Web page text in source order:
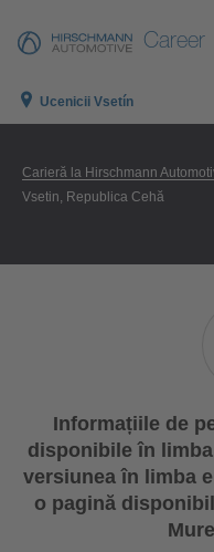
Career
Ucenicii Vsetín
Carieră la Hirschmann
Vsetin, Republica Cehă
Informațiile de
disponibile în
versiunea în limba
o pagină